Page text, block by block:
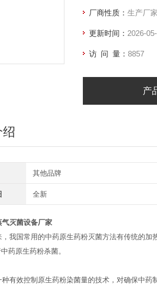
厂商性质： 生产厂家
更新时间： 2026-
访 问 量： 8857
产
其他品牌
全新
气灭菌设备厂家
我国常用的中药原生药粉灭菌方法有传统的
药原生药粉杀菌。
种有效控制原生药粉染菌量的技术，对确保中药